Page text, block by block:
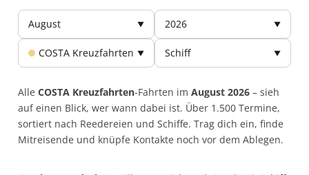
August ▼ 2026 ▼
COSTA Kreuzfahrten ▼ Schiff ▼
Alle COSTA Kreuzfahrten-Fahrten im August 2026 – sieh
auf einen Blick, wer wann dabei ist. Über 1.500 Termine,
sortiert nach Reedereien und Schiffe. Trag dich ein, finde
Mitreisende und knüpfe Kontakte noch vor dem Ablegen.